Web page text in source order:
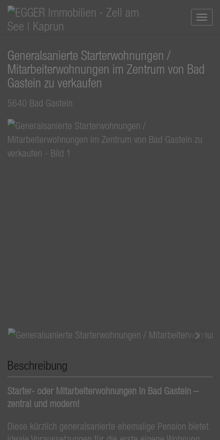
Generalsanierte Starterwohnungen /
Mitarbeiterwohnungen im Zentrum von Bad
Gastein zu verkaufen
5640 Bad Gastein
Beschreibung
Starter- oder Mitarbeiterwohnungen in Bad Gastein –
zentral und modern!
Diese kürzlich generalsanierte ehemalige Pension bietet